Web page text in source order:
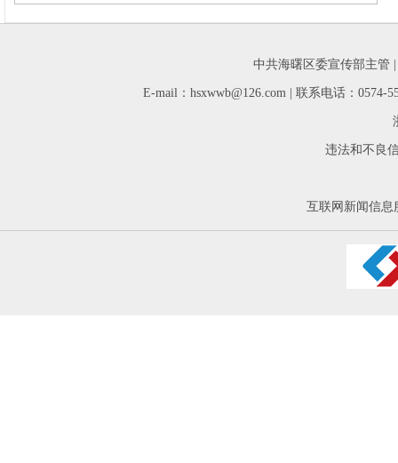
中共海曙区委宣传部主管
E-mail：hsxwwb@126.com | 联系电话：
违法和不良
互联网新闻信息